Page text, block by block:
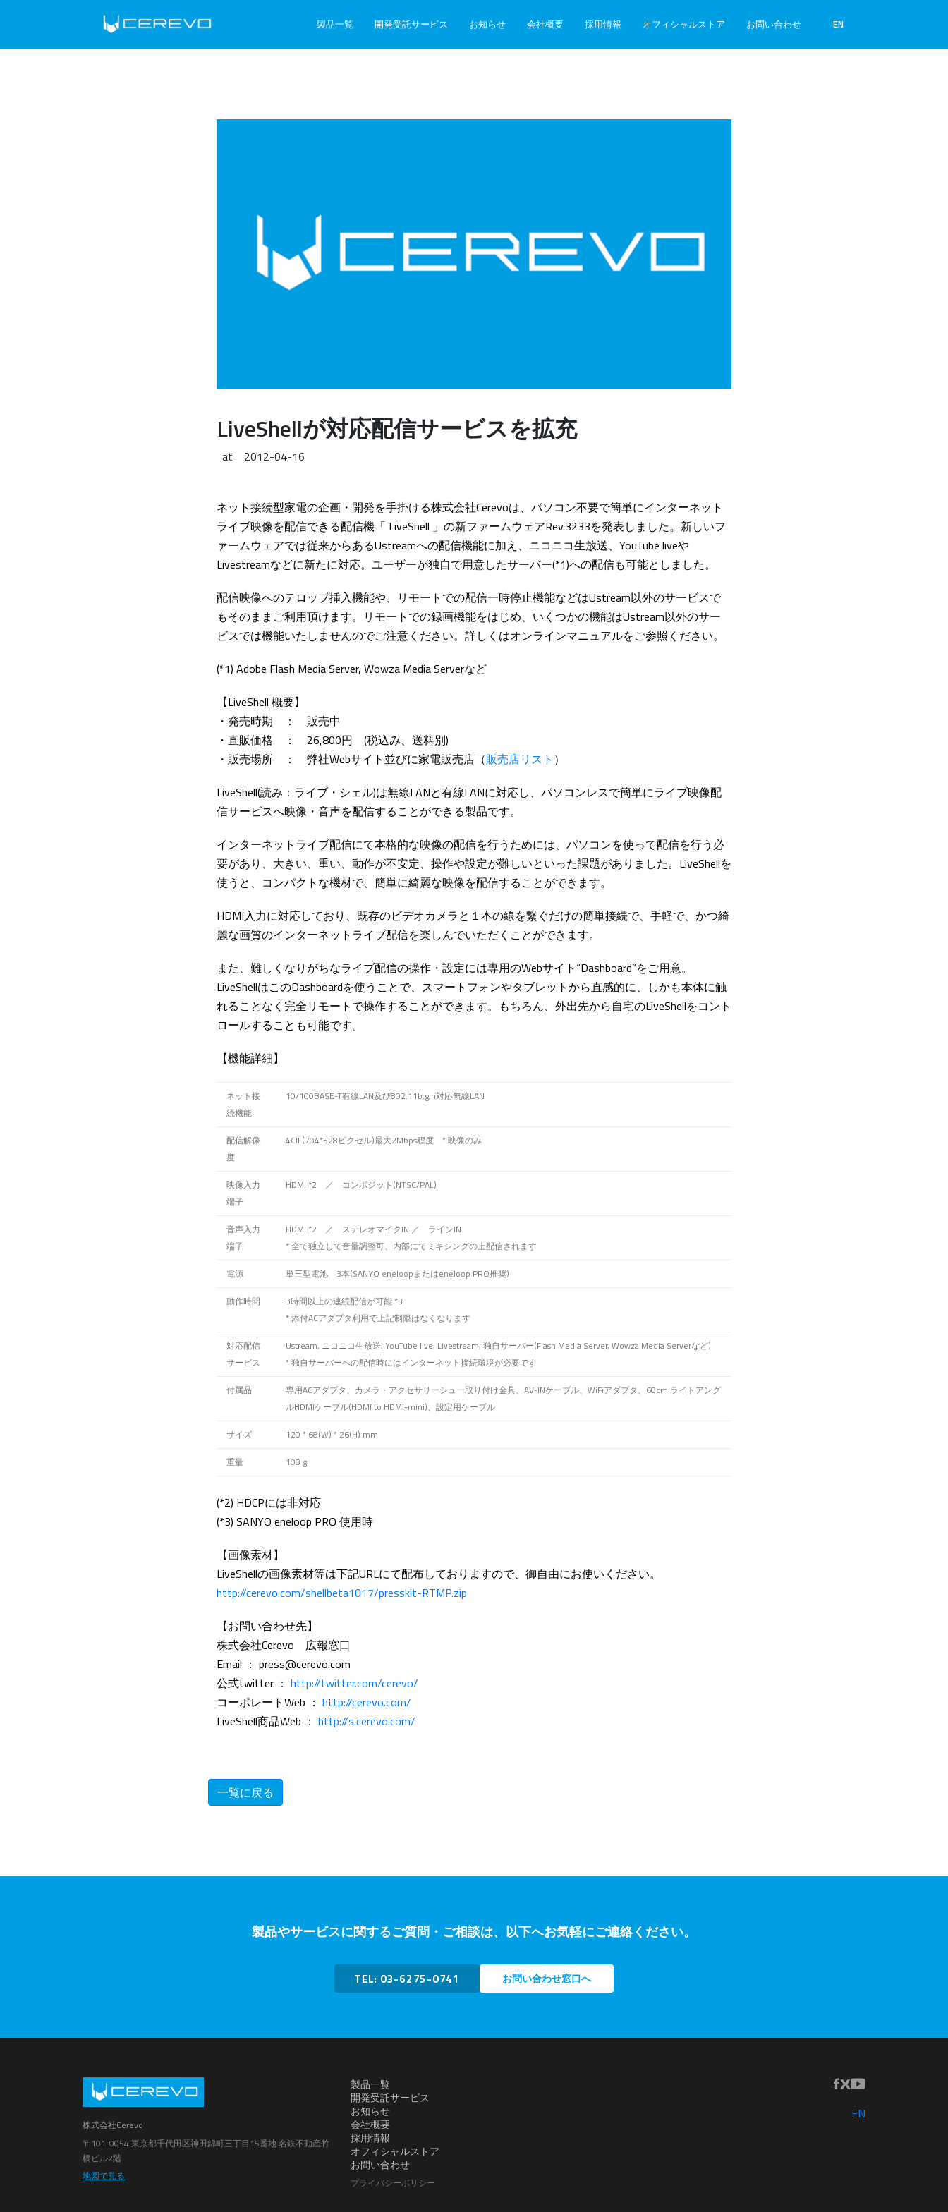
製品一覧 開発受託サービス お知らせ 会社概要 採用情報 オフィシャルストア お問い合わせ EN
LiveShellが対応配信サービスを拡充
at 2012-04-16
ネット接続型家電の企画・開発を手掛ける株式会社Cerevoは、パソコン不要で簡単にインターネット
ライブ映像を配信できる配信機「 LiveShell 」の新ファームウェアRev.3233を発表しました。新しいフ
ァームウェアでは従来からあるUstreamへの配信機能に加え、ニコニコ生放送、YouTube liveや
Livestreamなどに新たに対応。ユーザーが独自で用意したサーバー(*1)への配信も可能としました。
配信映像へのテロップ挿入機能や、リモートでの配信一時停止機能などはUstream以外のサービスで
もそのままご利用頂けます。リモートでの録画機能をはじめ、いくつかの機能はUstream以外のサー
ビスでは機能いたしませんのでご注意ください。詳しくはオンラインマニュアルをご参照ください。
(*1) Adobe Flash Media Server, Wowza Media Serverなど
【LiveShell 概要】
・発売時期 ： 販売中
・直販価格 ： 26,800円 (税込み、送料別)
・販売場所 ： 弊社Webサイト並びに家電販売店（販売店リスト ）
LiveShell(読み：ライブ・シェル)は無線LANと有線LANに対応し、パソコンレスで簡単にライブ映像配
信サービスへ映像・音声を配信することができる製品です。
インターネットライブ配信にて本格的な映像の配信を行うためには、パソコンを使って配信を行う必
要があり、大きい、重い、動作が不安定、操作や設定が難しいといった課題がありました。LiveShellを
使うと、コンパクトな機材で、簡単に綺麗な映像を配信することができます。
HDMI入力に対応しており、既存のビデオカメラと１本の線を繋ぐだけの簡単接続で、手軽で、かつ綺
麗な画質のインターネットライブ配信を楽しんでいただくことができます。
また、難しくなりがちなライブ配信の操作・設定には専用のWebサイト“Dashboard”をご用意。
LiveShellはこのDashboardを使うことで、スマートフォンやタブレットから直感的に、しかも本体に触
れることなく完全リモートで操作することができます。もちろん、外出先から自宅のLiveShellをコント
ロールすることも可能です。
【機能詳細】
ネット接
続機能
10/100BASE-T有線LAN及び802.11b,g,n対応無線LAN
配信解像
度
4CIF(704*528ピクセル)最大2Mbps程度 * 映像のみ
映像入力
端子
HDMI *2 ／ コンポジット(NTSC/PAL)
音声入力
端子
HDMI *2 ／ ステレオマイクIN ／ ラインIN
* 全て独立して音量調整可、内部にてミキシングの上配信されます
電源 単三型電池 3本(SANYO eneloopまたはeneloop PRO推奨)
動作時間
3時間以上の連続配信が可能 *3
* 添付ACアダプタ利用で上記制限はなくなります
対応配信
サービス
Ustream, ニコニコ生放送, YouTube live, Livestream, 独自サーバー(Flash Media Server, Wowza Media Serverなど)
* 独自サーバーへの配信時にはインターネット接続環境が必要です
付属品
専用ACアダプタ、カメラ・アクセサリーシュー取り付け金具、AV-INケーブル、WiFiアダプタ、60cm ライトアング
ルHDMIケーブル(HDMI to HDMI-mini)、設定用ケーブル
サイズ 120 * 68(W) * 26(H) mm
重量 108 g
(*2) HDCPには非対応
(*3) SANYO eneloop PRO 使用時
【画像素材】
LiveShellの画像素材等は下記URLにて配布しておりますので、御自由にお使いください。
http://cerevo.com/shellbeta1017/presskit-RTMP.zip
【お問い合わせ先】
株式会社Cerevo 広報窓口
Email ： press@cerevo.com
公式twitter ： http://twitter.com/cerevo/
コーポレートWeb ： http://cerevo.com/
LiveShell商品Web ： http://s.cerevo.com/
一覧に戻る
製品やサービスに関するご質問・ご相談は、以下へお気軽にご連絡ください。
TEL: 03-6275-0741 お問い合わせ窓口へ
株式会社Cerevo
〒101-0054 東京都千代田区神田錦町三丁目15番地 名鉄不動産竹
橋ビル2階
地図で見る
製品一覧
開発受託サービス
お知らせ
会社概要
採用情報
オフィシャルストア
お問い合わせ
プライバシーポリシー
EN